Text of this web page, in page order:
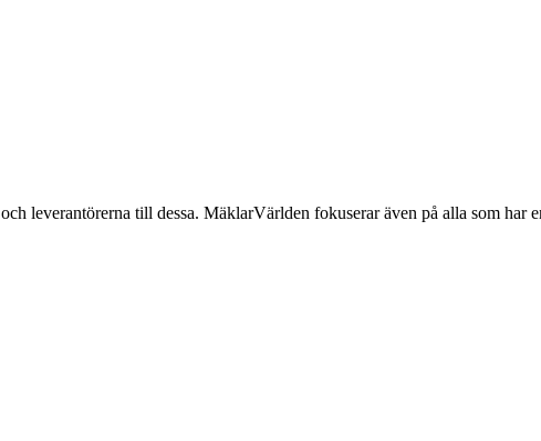
leverantörerna till dessa. MäklarVärlden fokuserar även på alla som har